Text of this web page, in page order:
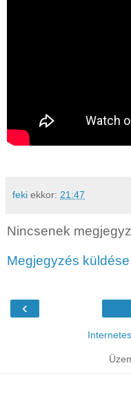
feki ekkor: 21:47
Nincsenek
Megjegyzés küldése
‹